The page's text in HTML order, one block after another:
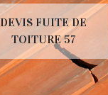
DEVIS FUITE DE
TOITURE 57